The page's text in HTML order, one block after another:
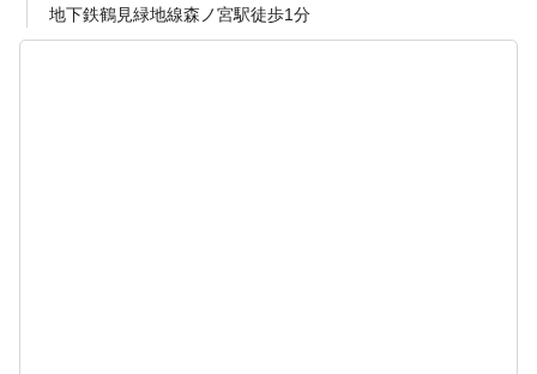
地下鉄鶴見緑地線森ノ宮駅徒歩1分